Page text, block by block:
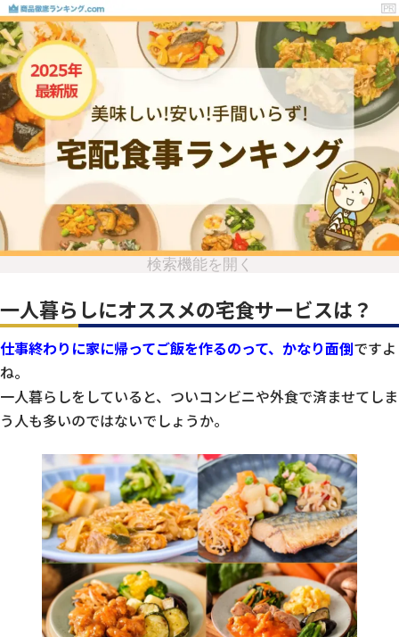
検索機能を開く
一人暮らしにオススメの宅食サービスは？
仕事終わりに家に帰ってご飯を作るのって、かなり面倒ですよ
ね。
一人暮らしをしていると、ついコンビニや外食で済ませてしま
う人も多いのではないでしょうか。